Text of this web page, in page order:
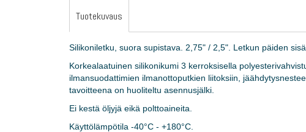
the
images
gallery
Tuotekuvaus
Silikoniletku, suora supistava. 2,75" / 2,5". Letkun päiden
Korkealaatuinen silikonikumi 3 kerroksisella
ilmansuodattimien ilmanottoputkien liitoksiin,
tavoitteena on huoliteltu asennusjälki.
Ei kestä öljyjä eikä polttoaineita.
Käyttölämpötila -40°C - +180°C.